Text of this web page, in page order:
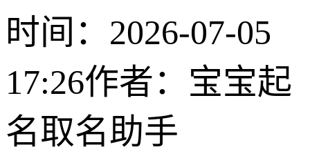
时间：2026-07-05
17:26作者：宝宝起
名取名助手